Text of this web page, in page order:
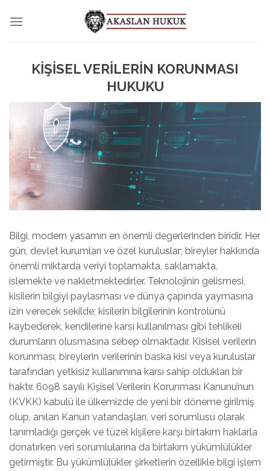
KİŞİSEL VERİLERİN KORUNMASI
HUKUKU
Bilgi, modern yasamın en önemli degerlerinden biridir. Her
gün, devlet kurumları ve özel kuruluslar; bireyler hakkında
önemli miktarda veriyi toplamakta, saklamakta,
islemekte ve nakletmektedirler. Teknolojinin gelismesi,
kisilerin bilgiyi paylasması ve dünya çapında yaymasına
izin verecek sekilde; kisilerin bilgilerinin kontrolünü
kaybederek, kendilerine karsı kullanılması gibi tehlikeli
durumların olusmasına sebep olmaktadır. Kisisel verilerin
korunması, bireylerin verilerinin baska kisi veya kuruluslar
tarafından yetkisiz kullanımına karsı sahip oldukları bir
haktır. 6098 sayılı Kişisel Verilerin Korunması Kanunu’nun
(KVKK) kabulü ile ülkemizde de yeni bir döneme girilmiş
olup, anılan Kanun vatandaşları, veri sorumlusu olarak
tanımladığı gerçek ve tüzel kişilere karşı birtakım haklarla
donatırken veri sorumlularına da birtakım yükümlülükler
getirmiştir. Bu yükümlülükler şirketlerin özellikle bilgi işlem